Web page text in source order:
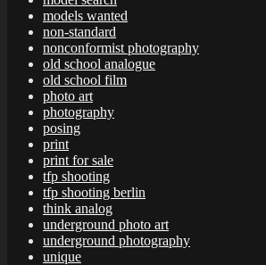
models wanted
non-standard
nonconformist photography
old school analogue
old school film
photo art
photography
posing
print
print for sale
tfp shooting
tfp shooting berlin
think analog
underground photo art
underground photography
unique